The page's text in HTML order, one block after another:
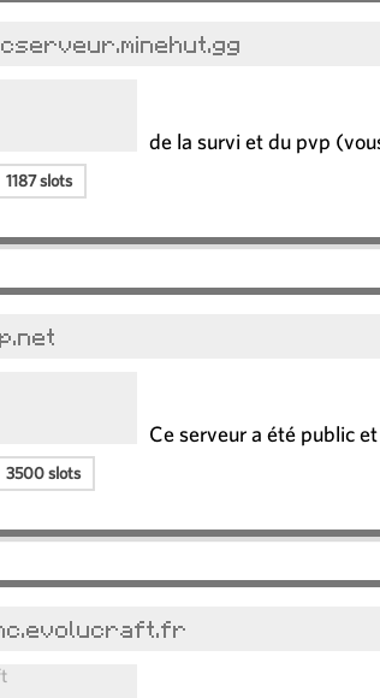
1187 slots
de la survi et du pvp
3500 slots
Ce serveur a été public